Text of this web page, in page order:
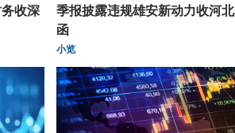
收深
季报披露违规雄安新动力收河
函
小览